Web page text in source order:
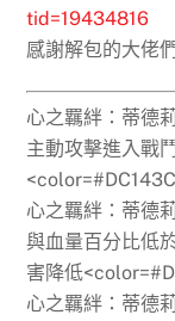
tid=19434816
感謝解包的大佬們
心之羈絆：蒂德
主動攻擊進入戰
心之羈絆：蒂德
與血量百分比低
害降低
心之羈絆：蒂德